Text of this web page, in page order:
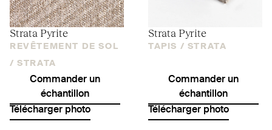
Strata Pyrite
REVÊTEMENT DE SOL
/ STRATA
Commander un
échantillon
Télécharger photo
Strata Pyrite
TAPIS / STRATA
Commander un
échantillon
Télécharger photo